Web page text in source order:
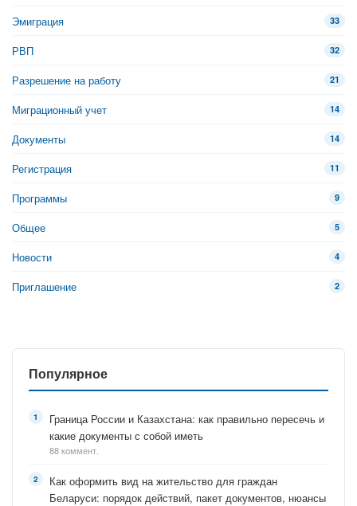
Эмиграция 33
РВП 32
Разрешение на работу 21
Миграционный учет 14
Документы 14
Регистрация 11
Программы 9
Общее 5
Новости 4
Приглашение 2
Популярное
Граница России и Казахстана: как правильно пересечь и
какие документы с собой иметь
88 коммент.
Как оформить вид на жительство для граждан
Беларуси: порядок действий, пакет документов, нюансы